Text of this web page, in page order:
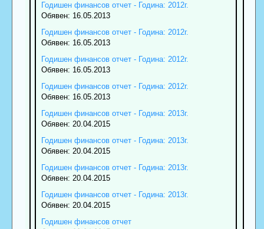
Годишен финансов отчет - Година: 2012г.
Обявен: 16.05.2013
Годишен финансов отчет - Година: 2012г.
Обявен: 16.05.2013
Годишен финансов отчет - Година: 2012г.
Обявен: 16.05.2013
Годишен финансов отчет - Година: 2012г.
Обявен: 16.05.2013
Годишен финансов отчет - Година: 2013г.
Обявен: 20.04.2015
Годишен финансов отчет - Година: 2013г.
Обявен: 20.04.2015
Годишен финансов отчет - Година: 2013г.
Обявен: 20.04.2015
Годишен финансов отчет - Година: 2013г.
Обявен: 20.04.2015
Годишен финансов отчет